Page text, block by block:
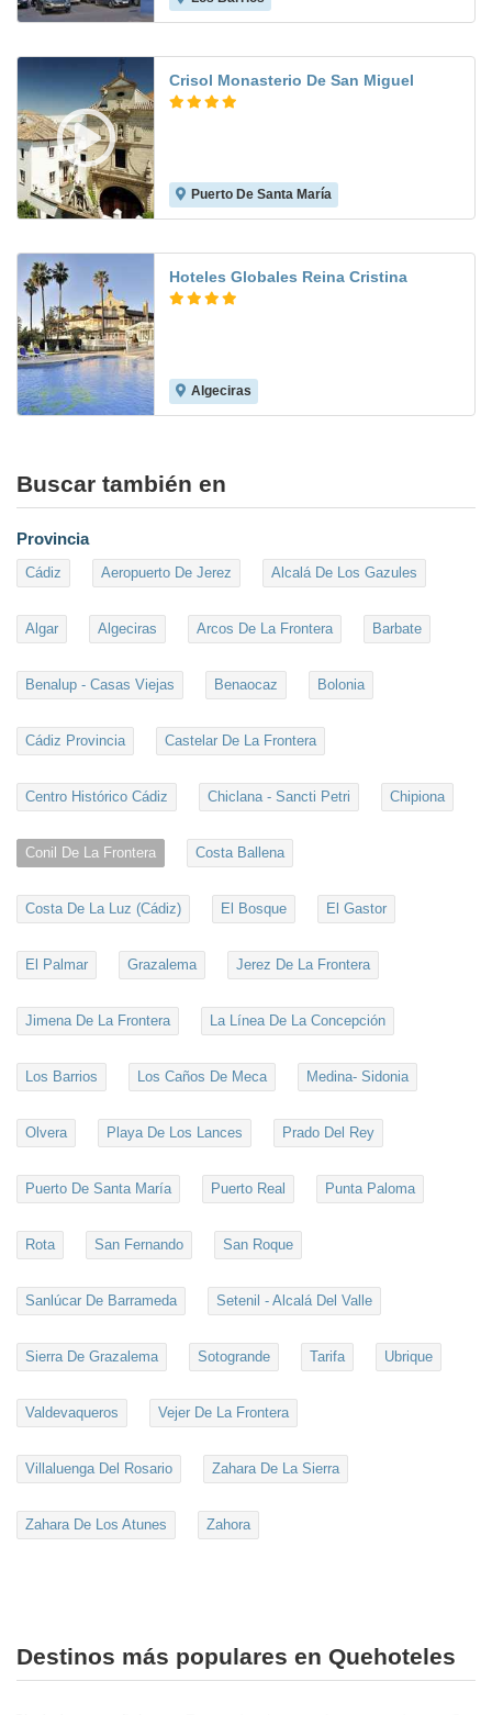
Crisol Monasterio De San Miguel
Puerto De Santa María
Hoteles Globales Reina Cristina
Algeciras
Buscar también en
Provincia
Cádiz Aeropuerto De Jerez Alcalá De Los Gazules
Algar Algeciras Arcos De La Frontera Barbate
Benalup - Casas Viejas Benaocaz Bolonia
Cádiz Provincia Castelar De La Frontera
Centro Histórico Cádiz Chiclana - Sancti Petri Chipiona
Conil De La Frontera Costa Ballena
Costa De La Luz (Cádiz) El Bosque El Gastor
El Palmar Grazalema Jerez De La Frontera
Jimena De La Frontera La Línea De La Concepción
Los Barrios Los Caños De Meca Medina- Sidonia
Olvera Playa De Los Lances Prado Del Rey
Puerto De Santa María Puerto Real Punta Paloma
Rota San Fernando San Roque
Sanlúcar De Barrameda Setenil - Alcalá Del Valle
Sierra De Grazalema Sotogrande Tarifa Ubrique
Valdevaqueros Vejer De La Frontera
Villaluenga Del Rosario Zahara De La Sierra
Zahara De Los Atunes Zahora
Destinos más populares en Quehoteles